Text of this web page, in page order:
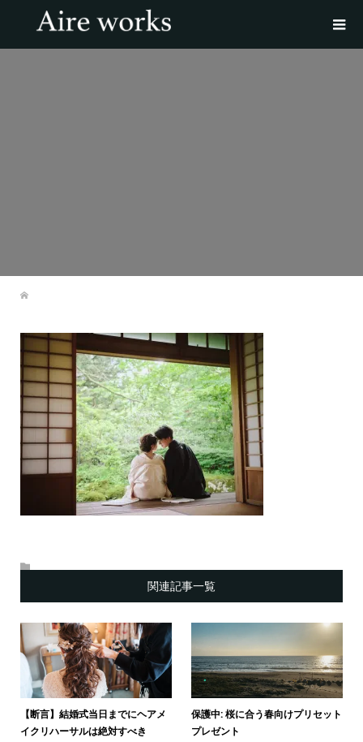
関連記事一覧
【断言】結婚式当日までにヘアメ
イクリハーサルは絶対すべき
保護中: 桜に合う春向けプリセット
プレゼント